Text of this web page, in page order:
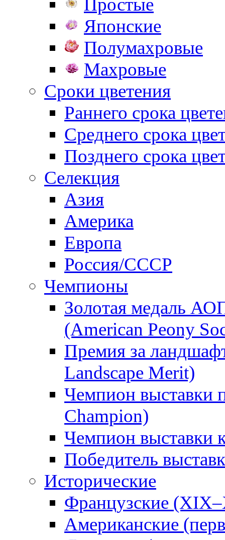
Простые
Японские
Полумахровые
Махровые
Сроки цветения
Раннего срока
Среднего срока
Позднего срока
Селекция
Азия
Америка
Европа
Россия/СССР
Чемпионы
Золотая медаль
(American Peony
Премия за
Landscape Merit)
Чемпион выставки
Champion)
Чемпион выставки
Победитель
Исторические
Французские
Американские